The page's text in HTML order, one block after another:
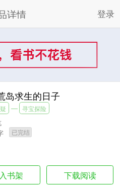
详情 登录
岛求生的日子
寻宝探险
已完结
书架 下载阅读